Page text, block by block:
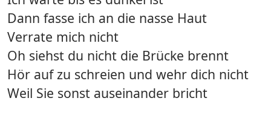
Dann fasse ich an die nasse Haut
Verrate mich nicht
Oh siehst du nicht die Brücke brennt
Hör auf zu schreien und wehr dich nicht
Weil Sie sonst auseinander bricht